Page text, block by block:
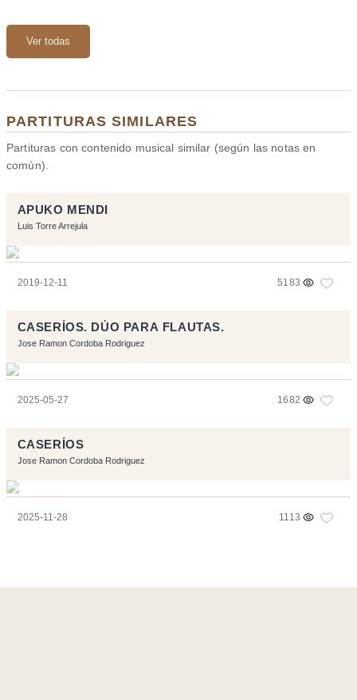
Ver todas
PARTITURAS SIMILARES
Partituras con contenido musical similar (según las notas en
común).
APUKO MENDI
Luis Torre Arrejula
2019-12-11 5183
CASERÍOS. DÚO PARA FLAUTAS.
Jose Ramon Cordoba Rodriguez
2025-05-27 1682
CASERÍOS
Jose Ramon Cordoba Rodriguez
2025-11-28 1113